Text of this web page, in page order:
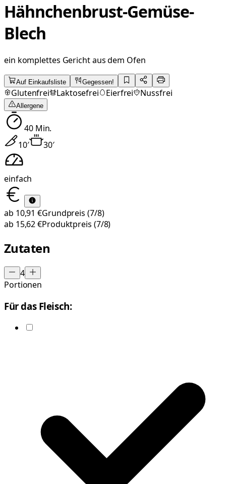
Hähnchenbrust-Gemüse-
Blech
ein komplettes Gericht aus dem Ofen
Auf Einkaufsliste Gegessen!
Glutenfrei Laktosefrei Eierfrei Nussfrei
Allergene
40Min.
10′ 30′
einfach
ab 10,91 €Grundpreis (7/8)
ab 15,62 €Produktpreis (7/8)
Zutaten
4
Portionen
Für das Fleisch: